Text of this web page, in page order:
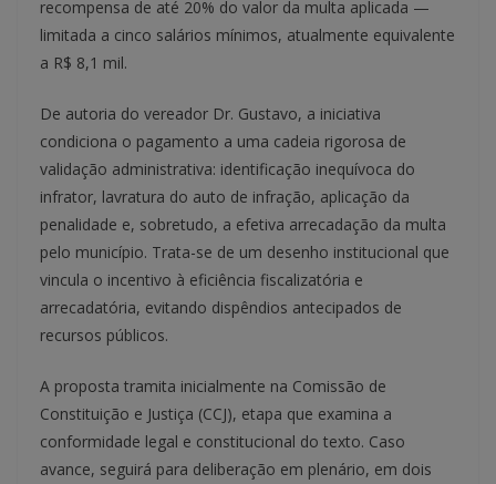
recompensa de até 20% do valor da multa aplicada —
limitada a cinco salários mínimos, atualmente equivalente
a R$ 8,1 mil.
De autoria do vereador Dr. Gustavo, a iniciativa
condiciona o pagamento a uma cadeia rigorosa de
validação administrativa: identificação inequívoca do
infrator, lavratura do auto de infração, aplicação da
penalidade e, sobretudo, a efetiva arrecadação da multa
pelo município. Trata-se de um desenho institucional que
vincula o incentivo à eficiência fiscalizatória e
arrecadatória, evitando dispêndios antecipados de
recursos públicos.
A proposta tramita inicialmente na Comissão de
Constituição e Justiça (CCJ), etapa que examina a
conformidade legal e constitucional do texto. Caso
avance, seguirá para deliberação em plenário, em dois